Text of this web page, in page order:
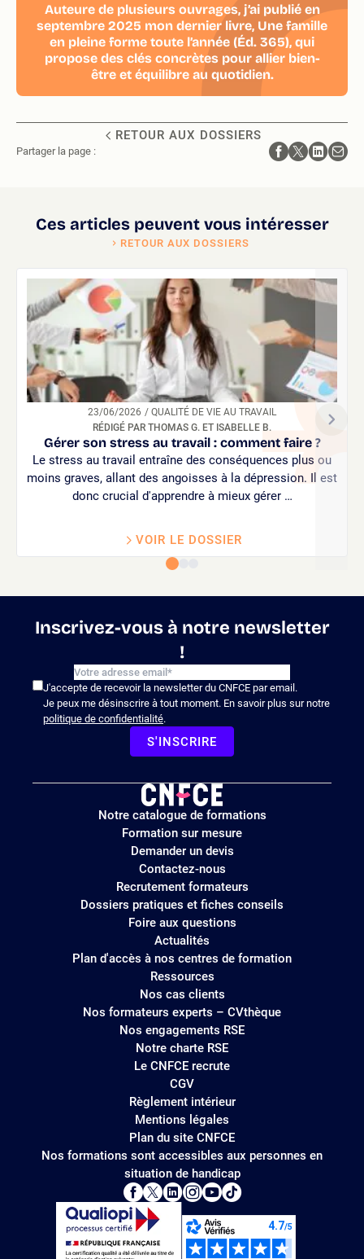
Auteure de plusieurs ouvrages, j’ai publié en
septembre 2025 mon dernier livre, Une famille
en pleine forme toute l’année (Éd. 365), qui
propose des clés concrètes pour allier bien-
être et équilibre au quotidien.
RETOUR AUX DOSSIERS
Partager la page :
Ces articles peuvent vous intéresser
RETOUR AUX DOSSIERS
23/06/2026
/ QUALITÉ DE VIE AU TRAVAIL
RÉDIGÉ PAR THOMAS G. ET ISABELLE B.
Gérer son stress au travail : comment faire ?
Le stress au travail entraîne des conséquences plus ou
moins graves, allant des angoisses à la dépression. Il est
donc crucial d'apprendre à mieux gérer …
VOIR LE DOSSIER
Inscrivez-vous à notre newsletter
!
J'accepte de recevoir la newsletter du CNFCE par email.
Je peux me désinscrire à tout moment. En savoir plus sur notre
politique de confidentialité.
S'INSCRIRE
Logo
site
Notre catalogue de formations
Formation sur mesure
Demander un devis
Contactez-nous
Recrutement formateurs
Dossiers pratiques et fiches conseils
Foire aux questions
Actualités
Plan d'accès à nos centres de formation
Ressources
Nos cas clients
Nos formateurs experts – CVthèque
Nos engagements RSE
Notre charte RSE
Le CNFCE recrute
CGV
Règlement intérieur
Mentions légales
Plan du site CNFCE
Nos formations sont accessibles aux personnes en
situation de handicap